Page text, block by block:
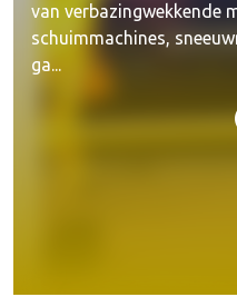
van verbazingwekkende
schuimmachines,
ga...